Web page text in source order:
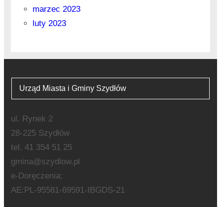
marzec 2023
luty 2023
Urząd Miasta i Gminy Szydłów
ul. Rynek 2
28-225 Szydłów
tel. 41 354 51 25
gmina@szydlow.pl
e-Doręczenia:
AE:PL-95581-69591-IBGDS-21